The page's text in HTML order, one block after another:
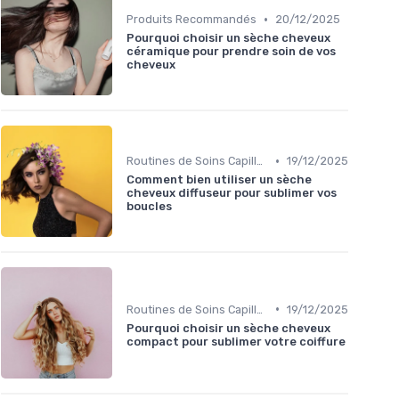
Produits Recommandés •
20/12/2025
Pourquoi choisir un sèche cheveux
céramique pour prendre soin de vos
cheveux
Routines de Soins Capillaires • 19/12/2025
Comment bien utiliser un sèche
cheveux diffuseur pour sublimer vos
boucles
• 19/12/2025
Pourquoi choisir un sèche cheveux
compact pour sublimer votre coiffure